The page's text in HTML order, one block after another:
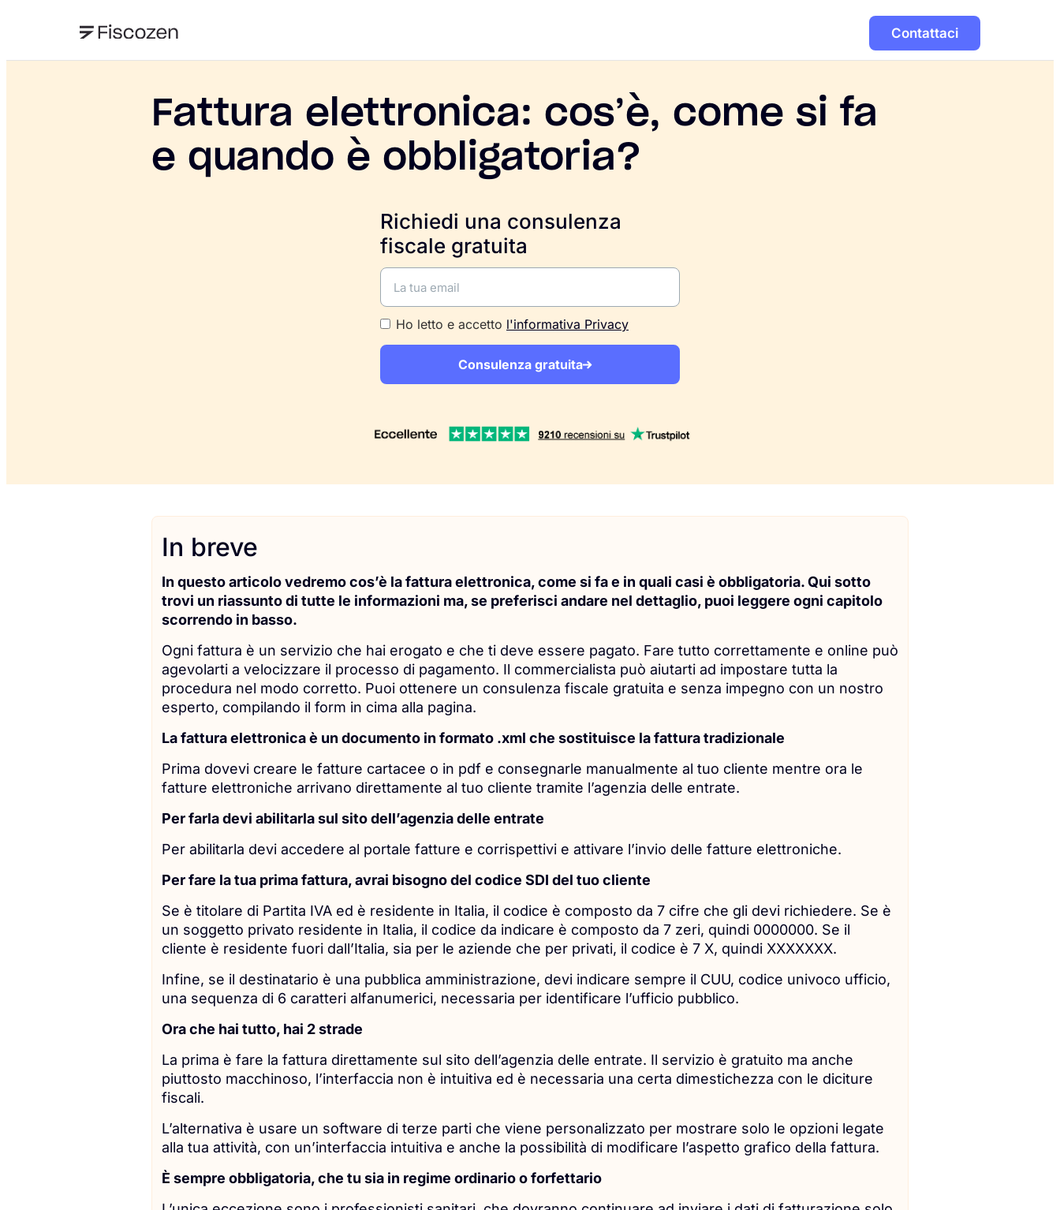
Contattaci
Fattura elettronica: cos’è, come si fa
e quando è obbligatoria?
Richiedi una consulenza
fiscale gratuita
Ho letto e accetto l'informativa Privacy
Consulenza gratuita
In breve
In questo articolo vedremo cos’è la fattura elettronica, come si fa e in quali casi è obbligatoria. Qui sotto
trovi un riassunto di tutte le informazioni ma, se preferisci andare nel dettaglio, puoi leggere ogni capitolo
scorrendo in basso.
Ogni fattura è un servizio che hai erogato e che ti deve essere pagato. Fare tutto correttamente e online può
agevolarti a velocizzare il processo di pagamento. Il commercialista può aiutarti ad impostare tutta la
procedura nel modo corretto. Puoi ottenere un consulenza fiscale gratuita e senza impegno con un nostro
esperto, compilando il form in cima alla pagina.
La fattura elettronica è un documento in formato .xml che sostituisce la fattura tradizionale
Prima dovevi creare le fatture cartacee o in pdf e consegnarle manualmente al tuo cliente mentre ora le
fatture elettroniche arrivano direttamente al tuo cliente tramite l’agenzia delle entrate.
Per farla devi abilitarla sul sito dell’agenzia delle entrate
Per abilitarla devi accedere al portale fatture e corrispettivi e attivare l’invio delle fatture elettroniche.
Per fare la tua prima fattura, avrai bisogno del codice SDI del tuo cliente
Se è titolare di Partita IVA ed è residente in Italia, il codice è composto da 7 cifre che gli devi richiedere. Se è
un soggetto privato residente in Italia, il codice da indicare è composto da 7 zeri, quindi 0000000. Se il
cliente è residente fuori dall’Italia, sia per le aziende che per privati, il codice è 7 X, quindi XXXXXXX.
Infine, se il destinatario è una pubblica amministrazione, devi indicare sempre il CUU, codice univoco ufficio,
una sequenza di 6 caratteri alfanumerici, necessaria per identificare l’ufficio pubblico.
Ora che hai tutto, hai 2 strade
La prima è fare la fattura direttamente sul sito dell’agenzia delle entrate. Il servizio è gratuito ma anche
piuttosto macchinoso, l’interfaccia non è intuitiva ed è necessaria una certa dimestichezza con le diciture
fiscali.
L’alternativa è usare un software di terze parti che viene personalizzato per mostrare solo le opzioni legate
alla tua attività, con un’interfaccia intuitiva e anche la possibilità di modificare l’aspetto grafico della fattura.
È sempre obbligatoria, che tu sia in regime ordinario o forfettario